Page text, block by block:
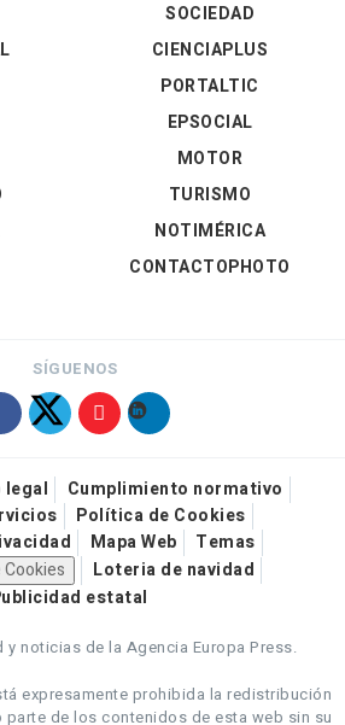
SOCIEDAD
CIENCIAPLUS
PORTALTIC
EPSOCIAL
MOTOR
TURISMO
NOTIMÉRICA
CONTACTOPHOTO
SÍGUENOS
legal
Cumplimiento normativo
Política de Cookies
Mapa Web
Temas
Loteria de navidad
estatal
noticias de la Agencia Europa Press.
expresamente prohibida la redistribución
de los contenidos de esta web sin su